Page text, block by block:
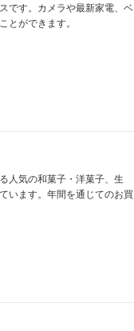
です。カメラや最新家電、ベ
とができます。
人気の和菓子・洋菓子、生
います。年間を通じてのお買